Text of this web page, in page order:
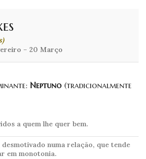
– 20 Março
Neptuno (tradicionalmente
a quem lhe quer bem.
numa relação, que tende
em monotonia.